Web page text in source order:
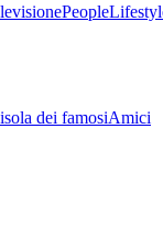
People
dei famosiAmici